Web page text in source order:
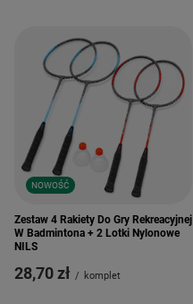
NOWOŚĆ
Zestaw 4 Rakiety Do Gry Rekreacyjnej
W Badmintona + 2 Lotki Nylonowe
NILS
28,70 zł / komplet